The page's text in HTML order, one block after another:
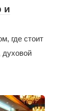
и
где стоит
духовой